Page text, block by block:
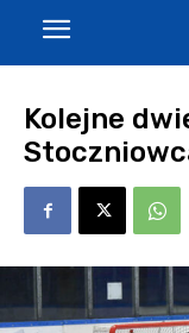
Kolejne